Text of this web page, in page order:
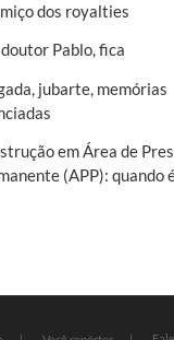
dos royalties
Pablo, fica
jubarte, memórias
em Área de
(APP): quando